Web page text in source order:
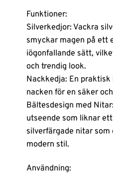
Funktioner:
Silverkedjor: Vackra
smyckar magen på ett
iögonfallande sätt,
och trendig look.
Nackkedja: En
nacken för en säker
Bältesdesign med
utseende som liknar
silverfärgade nitar som
modern stil.
Användning: